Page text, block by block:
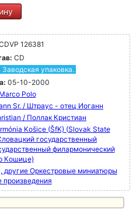
126381
CD
Заводская упаковка.
05-10-2000
Marco Polo
Sr. / Штраус - отец Иоганн
/ Поллак Кристиан
Košice (ŠfK) (Slovak State
государственный
филармонический
Кошице)
Оркестровые миниатюры
произведения